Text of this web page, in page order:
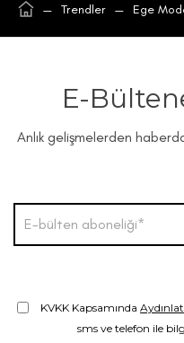
— Trendler — Ege
E-
Anlık gelişmelerden
KVKK Kapsamında
sms ve telefon ile